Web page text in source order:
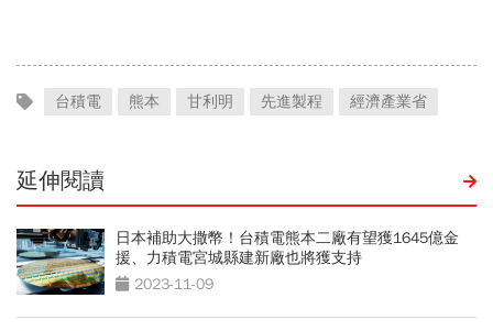
台積電 熊本 甘利明 先進製程 經濟產業省
延伸閱讀
日本補助大撒幣！台積電熊本二廠有望獲1645億金
援、力積電宮城縣建新廠也將獲支持
2023-11-09